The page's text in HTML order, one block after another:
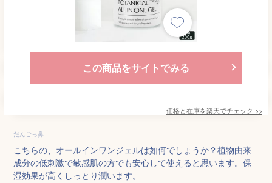
この商品をサイトでみる
価格と在庫を楽天でチェック >>
だんごっ鼻
こちらの、オールインワンジェルは如何でしょうか？植物由来
成分の低刺激で敏感肌の方でも安心して使えると思います。保
湿効果が高くしっとり潤います。